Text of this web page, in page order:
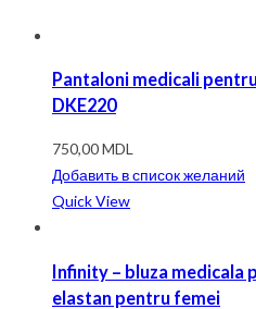
Pantaloni medicali
DKE220
750,00MDL
Добавить в список желаний
Quick View
Infinity – bluza medicala
elastan pentru femei